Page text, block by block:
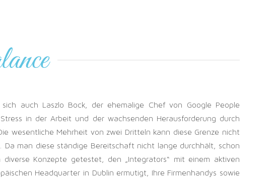
auch Laszlo Bock, der ehemalige Chef von Google People
in der Arbeit und der wachsenden Herausforderung durch
wesentliche Mehrheit von zwei Dritteln kann diese Grenze nicht
man diese ständige Bereitschaft nicht lange durchhält, schon
Konzepte getestet, den „Integrators“ mit einem aktiven
Headquarter in Dublin ermutigt, Ihre Firmenhandys sowie